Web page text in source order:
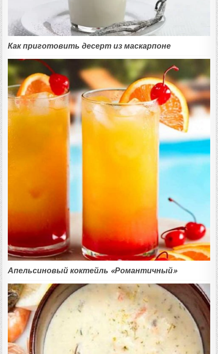
Как приготовить десерт из маскарпоне
Апельсиновый коктейль «Романтичный»